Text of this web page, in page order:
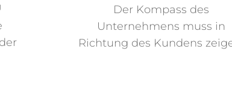
Der Kompass des
Unternehmens muss in
Richtung des Kundens